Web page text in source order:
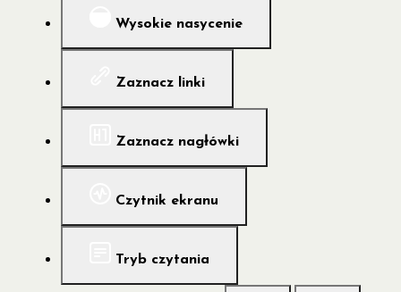
Wysokie nasycenie
Zaznacz linki
Zaznacz nagłówki
Czytnik ekranu
Tryb czytania